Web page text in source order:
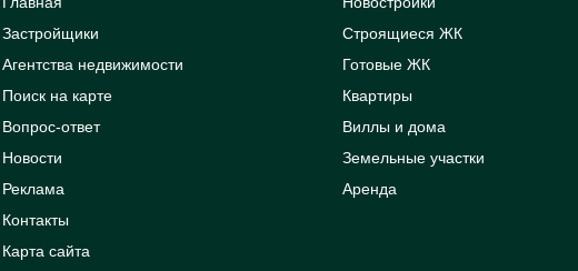
Застройщики
Агентства недвижимости
Поиск на карте
Вопрос-ответ
Новости
Реклама
Контакты
Карта сайта
Строящиеся ЖК
Готовые ЖК
Квартиры
Виллы и дома
Земельные участки
Аренда